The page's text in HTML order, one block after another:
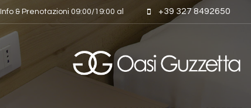
Info & Prenotazioni 09:00/19:00 al +39 327 8492650